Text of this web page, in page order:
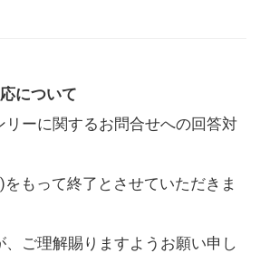
について
リーに関するお問合せへの回答対
をもって終了とさせていただきま
ご理解賜りますようお願い申し